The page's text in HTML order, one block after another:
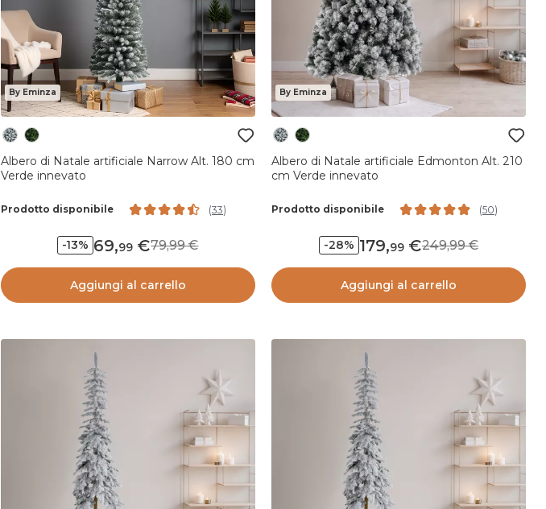
By Eminza
Albero di Natale artificiale Narrow Alt. 180 cm
Verde innevato
Prodotto disponibile (33)
-13% 69,99 79,99
Aggiungi al carrello
By Eminza
Albero di Natale artificiale Edmonton Alt. 210
cm Verde innevato
Prodotto disponibile (50)
-28% 179,99 249,99
Aggiungi al carrello